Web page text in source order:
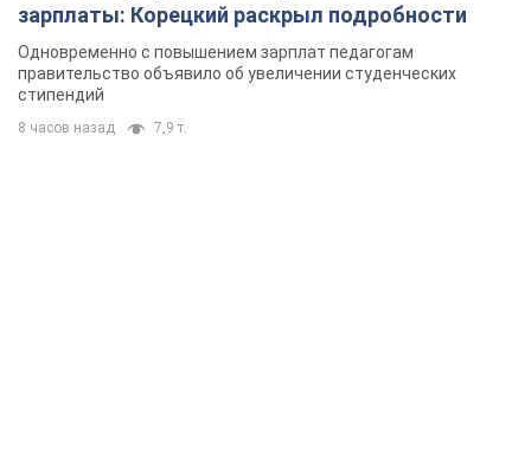
зарплаты: Корецкий раскрыл подробности
Одновременно с повышением зарплат педагогам
правительство объявило об увеличении студенческих
стипендий
8 часов назад 7,9 т.